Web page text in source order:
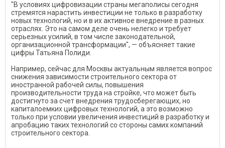
"В условиях цифровизации страны мегаполисы сегодня
стремятся нарастить инвестиции не только в разработку
новых технологий, но и в их активное внедрение в разных
отраслях. Это на самом деле очень нелегко и требует
серьезных усилий, в том числе законодательной,
организационной трансформации", — объясняет такие
цифры Татьяна Полиди.
Например, сейчас для Москвы актуальным является вопрос
снижения зависимости строительного сектора от
иностранной рабочей силы, повышения
производительности труда на стройке, что может быть
достигнуто за счет внедрения трудосберегающих, но
капиталоемких цифровых технологий, а это возможно
только при условии увеличения инвестиций в разработку и
апробацию таких технологий со стороны самих компаний
строительного сектора.